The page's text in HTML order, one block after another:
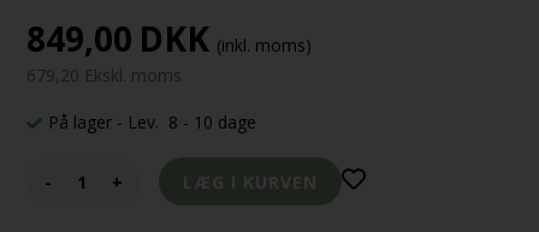
849,00 DKK (inkl. moms)
679,20 Ekskl. moms
På lager - Lev. 8 - 10 dage
- +